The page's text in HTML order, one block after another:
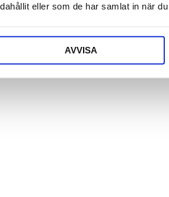
eller som de har samlat in när
AVVISA